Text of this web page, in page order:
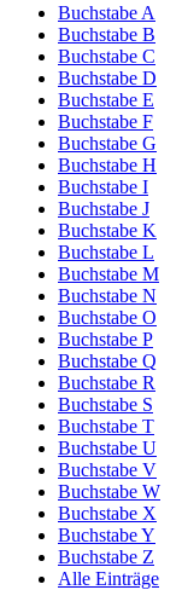
Buchstabe A
Buchstabe B
Buchstabe C
Buchstabe D
Buchstabe E
Buchstabe F
Buchstabe G
Buchstabe H
Buchstabe I
Buchstabe J
Buchstabe K
Buchstabe L
Buchstabe M
Buchstabe N
Buchstabe O
Buchstabe P
Buchstabe Q
Buchstabe R
Buchstabe S
Buchstabe T
Buchstabe U
Buchstabe V
Buchstabe W
Buchstabe X
Buchstabe Y
Buchstabe Z
Alle Einträge